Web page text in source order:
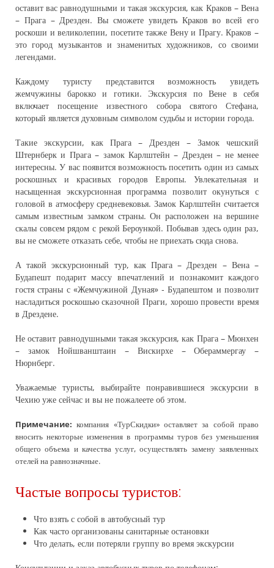
оставит вас равнодушными и такая экскурсия, как Краков – Вена
– Прага – Дрезден. Вы сможете увидеть Краков во всей его
роскоши и великолепии, посетите также Вену и Прагу. Краков –
это город музыкантов и знаменитых художников, со своими
легендами.
Каждому туристу представится возможность увидеть
жемчужины барокко и готики. Экскурсия по Вене в себя
включает посещение известного собора святого Стефана,
который является духовным символом судьбы и истории города.
Такие экскурсии, как Прага – Дрезден – Замок чешский
Штернберк и Прага – замок Карлштейн – Дрезден – не менее
интересны. У вас появится возможность посетить один из самых
роскошных и красивых городов Европы. Увлекательная и
насыщенная экскурсионная программа позволит окунуться с
головой в атмосферу средневековья. Замок Карлштейн считается
самым известным замком страны. Он расположен на вершине
скалы совсем рядом с рекой Бероункой. Побывав здесь один раз,
вы не сможете отказать себе, чтобы не приехать сюда снова.
А такой экскурсионный тур, как Прага – Дрезден – Вена –
Будапешт подарит массу впечатлений и познакомит каждого
гостя страны с «Жемчужиной Дуная» - Будапештом и позволит
насладиться роскошью сказочной Праги, хорошо провести время
в Дрездене.
Не оставит равнодушными такая экскурсия, как Прага – Мюнхен
– замок Нойшванштаин – Вискирхе – Обераммергау –
Нюрнберг.
Уважаемые туристы, выбирайте понравившиеся экскурсии в
Чехию уже сейчас и вы не пожалеете об этом.
Примечание:компания «ТурСкидки» оставляет за собой право
вносить некоторые изменения в программы туров без уменьшения
общего объема и качества услуг, осуществлять замену заявленных
отелей на равнозначные.
Частые вопросы туристов:
Что взять с собой в автобусный тур
Как часто организованы санитарные остановки
Что делать, если потеряли группу во время экскурсии